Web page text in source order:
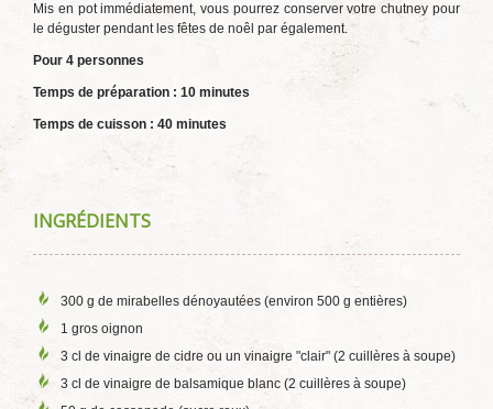
Mis en pot immédiatement, vous pourrez conserver votre chutney pour
le déguster pendant les fêtes de noêl par également.
Pour 4 personnes
Temps de préparation : 10 minutes
Temps de cuisson : 40 minutes
INGRÉDIENTS
300 g de mirabelles dénoyautées (environ 500 g entières)
1 gros oignon
3 cl de vinaigre de cidre ou un vinaigre "clair" (2 cuillères à soupe)
3 cl de vinaigre de balsamique blanc (2 cuillères à soupe)